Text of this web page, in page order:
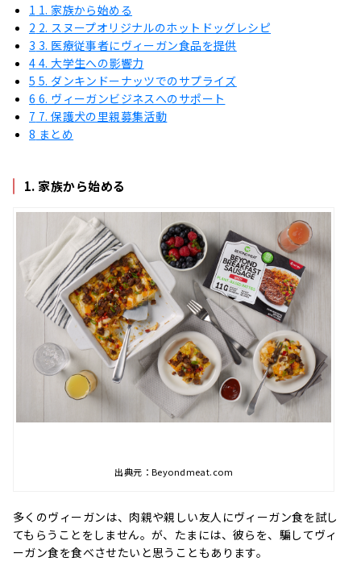
1 1. 家族から始める
2 2. スヌープオリジナルのホットドッグレシピ
3 3. 医療従事者にヴィーガン食品を提供
4 4. 大学生への影響力
5 5. ダンキンドーナッツでのサプライズ
6 6. ヴィーガンビジネスへのサポート
7 7. 保護犬の里親募集活動
8 まとめ
1. 家族から始める
出典元：Beyondmeat.com
多くのヴィーガンは、肉親や親しい友人にヴィーガン食を試し
てもらうことをしません。が、たまには、彼らを、騙してヴィ
ーガン食を食べさせたいと思うこともあります。